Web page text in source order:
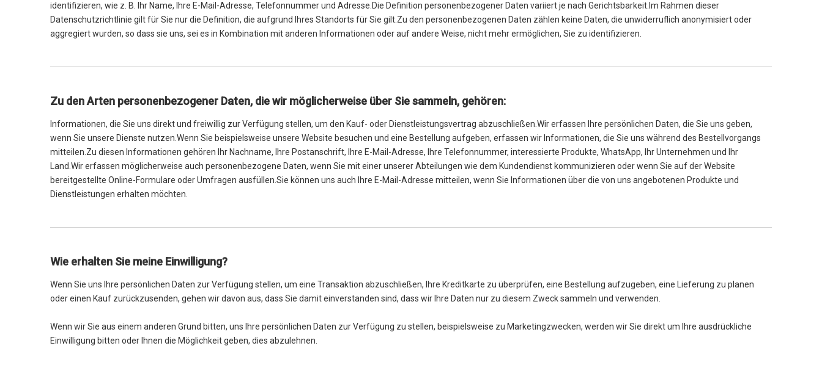
identifizieren, wie z. B. Ihr Name, Ihre E-Mail-Adresse, Telefonnummer und Adresse.Die Definition personenbezogener Daten variiert je nach Gerichtsbarkeit.Im Rahmen dieser
Datenschutzrichtlinie gilt für Sie nur die Definition, die aufgrund Ihres Standorts für Sie gilt.Zu den personenbezogenen Daten zählen keine Daten, die unwiderruflich anonymisiert oder
aggregiert wurden, so dass sie uns, sei es in Kombination mit anderen Informationen oder auf andere Weise, nicht mehr ermöglichen, Sie zu identifizieren.
Zu den Arten personenbezogener Daten, die wir möglicherweise über Sie sammeln, gehören:
Informationen, die Sie uns direkt und freiwillig zur Verfügung stellen, um den Kauf- oder Dienstleistungsvertrag abzuschließen.Wir erfassen Ihre persönlichen Daten, die Sie uns geben,
wenn Sie unsere Dienste nutzen.Wenn Sie beispielsweise unsere Website besuchen und eine Bestellung aufgeben, erfassen wir Informationen, die Sie uns während des Bestellvorgangs
mitteilen.Zu diesen Informationen gehören Ihr Nachname, Ihre Postanschrift, Ihre E-Mail-Adresse, Ihre Telefonnummer, interessierte Produkte, WhatsApp, Ihr Unternehmen und Ihr
Land.Wir erfassen möglicherweise auch personenbezogene Daten, wenn Sie mit einer unserer Abteilungen wie dem Kundendienst kommunizieren oder wenn Sie auf der Website
bereitgestellte Online-Formulare oder Umfragen ausfüllen.Sie können uns auch Ihre E-Mail-Adresse mitteilen, wenn Sie Informationen über die von uns angebotenen Produkte und
Dienstleistungen erhalten möchten.
Wie erhalten Sie meine Einwilligung?
Wenn Sie uns Ihre persönlichen Daten zur Verfügung stellen, um eine Transaktion abzuschließen, Ihre Kreditkarte zu überprüfen, eine Bestellung aufzugeben, eine Lieferung zu planen
oder einen Kauf zurückzusenden, gehen wir davon aus, dass Sie damit einverstanden sind, dass wir Ihre Daten nur zu diesem Zweck sammeln und verwenden.
Wenn wir Sie aus einem anderen Grund bitten, uns Ihre persönlichen Daten zur Verfügung zu stellen, beispielsweise zu Marketingzwecken, werden wir Sie direkt um Ihre ausdrückliche
Einwilligung bitten oder Ihnen die Möglichkeit geben, dies abzulehnen.